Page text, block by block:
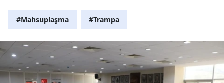
#Mahsuplaşma #Trampa